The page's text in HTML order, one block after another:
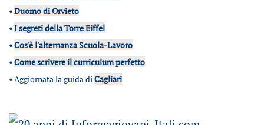
•Duomo di Orvieto
•I segreti della Torre Eiffel
•Cos'è l'alternanza Scuola-Lavoro
•Come scrivere il curriculum perfetto
•Aggiornata la guida diCagliari